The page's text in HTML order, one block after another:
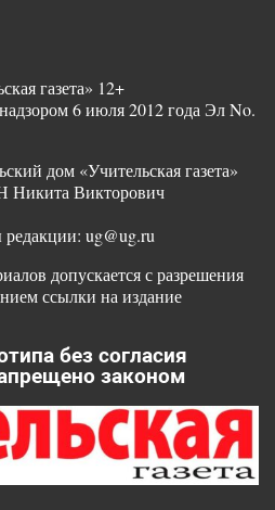
газета» 12+
6 июля 2012 года Эл No.
дом «Учительская газета»
Никита Викторович
ug@ug.ru
допускается с разрешения
ссылки на издание
без согласия
законом